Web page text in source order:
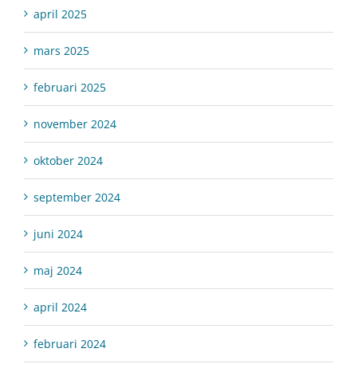
april 2025
mars 2025
februari 2025
november 2024
oktober 2024
september 2024
juni 2024
maj 2024
april 2024
februari 2024